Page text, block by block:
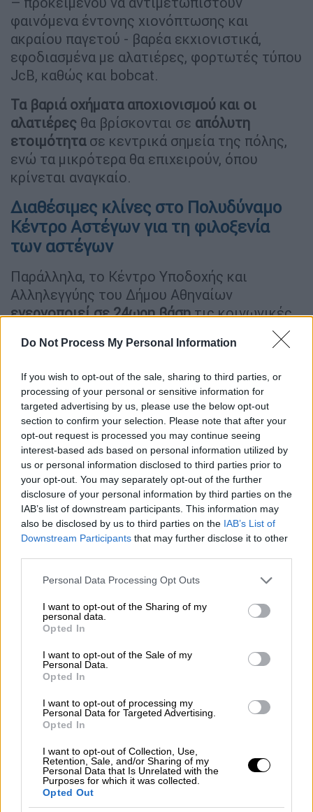
Do Not Process My Personal Information
If you wish to opt-out of the sale, sharing to third parties, or
processing of your personal or sensitive information for
targeted advertising by us, please use the below opt-out
section to confirm your selection. Please note that after your
opt-out request is processed you may continue seeing
interest-based ads based on personal information utilized by
us or personal information disclosed to third parties prior to
your opt-out. You may separately opt-out of the further
disclosure of your personal information by third parties on the
IAB’s list of downstream participants. This information may
also be disclosed by us to third parties on the IAB’s List of
Downstream Participants that may further disclose it to other
Please note that this website/app uses one or more Google
not limited to your visit or usage behaviour. You may click to
grant or deny consent to Google and its third-party tags to
use your data for below specified purposes in below Google
consent section.
Personal Data Processing Opt Outs
I want to opt-out of the Sharing of my
personal data.
Opted In
I want to opt-out of the Sale of my
Personal Data.
Opted In
I want to opt-out of processing my
Personal Data for Targeted Advertising.
Opted In
I want to opt-out of Collection, Use,
Retention, Sale, and/or Sharing of my
Personal Data that Is Unrelated with the
Purposes for which it was collected.
Opted Out
φαινόμενα έντονης χιονόπτωσης και
ακραίου παγετού - βαρέα εκχιονιστικά,
εφοδιασμένα με αλατιέρες, φορτωτές τύπου
JcB, καθώς και bobcat.
Τα βαριά οχήματα αποχιονισμού και οι
αλατιέρες θα βρίσκονται σε απόλυτη
ετοιμότητασε κεντρικά σημεία της πόλης,
ενώ τα μικρότερα θα επιχειρούν, όπου
κρίνεται αναγκαίο.
Διαθέσιμες κλίνες στο Πολυδύναμο
Κέντρο Αστέγων για τη φιλοξενία
των αστέγων
Παράλληλα, το Κέντρο Υποδοχής και
Αλληλεγγύης του Δήμου Αθηναίων
ενεργοποιεί σε 24ωρη βάσητις κοινωνικές
δομές και υπηρεσίες του και είναι έτοιμο να
παρέχει ασφαλή και αξιοπρεπή φιλοξενία
δρόμο.
Οιάστεγοι συμπολίτες μας μπορούν να
απευθυνθούν:
· Στο Υπνωτήριο του Πολυδύναμου Κέντρου
Αστέγων επί των οδών Αχαρνών και Λιοσίων
(τηλ. 210-5246515)
· Στο Υπνωτήριο του ΟΚΑΝΑ στην οδό
Σουρμελή 4-6 (τηλ. 210 8238676) (*σε
συνεργασία με τον ΟΚΑΝΑ για την
εξυπηρέτηση των αναγκών των άστεγων
χρηστών που καλύπτει)
Στους δρόμους με ενισχυμένες
βάρδιες το Street Work του Δήμου
Αθηναίων – Πώς μπορείτε να
Παράλληλα τακλιμάκια Street Work
του
Αθηναίων (Κ.Υ.Α.Δ.Α.) που αποτελούνται από
δύο κοινωνικούς λειτουργούς και έναν
νοσηλευτή, θα επιχειρούν καθ’ όλη τη